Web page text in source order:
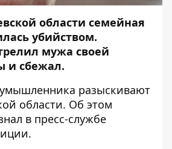
области семейная
убийством.
мужа своей
и сбежал.
разыскивают
области. Об этом
в пресс-службе